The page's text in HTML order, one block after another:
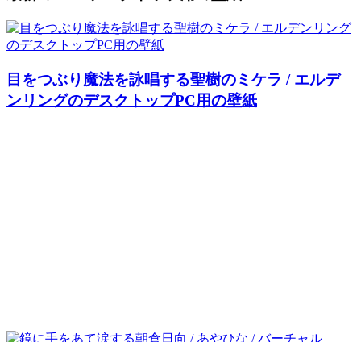
目をつぶり魔法を詠唱する聖樹のミケラ / エルデ
ンリングのデスクトップPC用の壁紙